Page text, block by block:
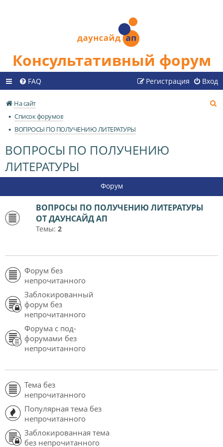
Консультативный форум
FAQ Вход
Регистрация
На сайт
Список форумов
ВОПРОСЫ ПО ПОЛУЧЕНИЮ ЛИТЕРАТУРЫ
ВОПРОСЫ ПО ПОЛУЧЕНИЮ
ЛИТЕРАТУРЫ
Форум
ВОПРОСЫ ПО ПОЛУЧЕНИЮ ЛИТЕРАТУРЫ
ОТ ДАУНСАЙД АП
Темы: 2
Форум без
непрочитанного
Заблокированный
форум без
непрочитанного
Форума с под-
форумами без
непрочитанного
Тема без
непрочитанного
Популярная тема без
непрочитанного
Заблокированная тема
без непрочитанного